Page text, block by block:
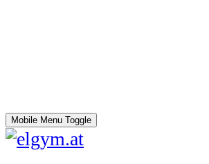
Mobile Menu Toggle